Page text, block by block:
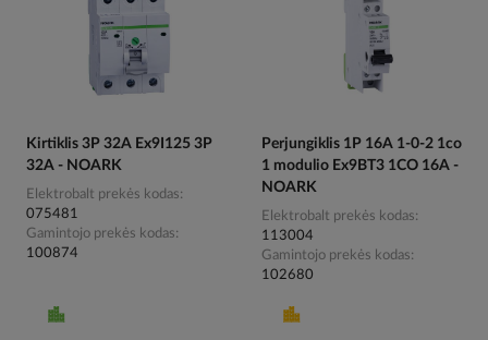
Kirtiklis 3P 32A Ex9I125 3P
32A - NOARK
Elektrobalt prekės kodas
075481
Gamintojo prekės kodas
100874
Perjungiklis 1P 16A 1-0-2 1co
1 modulio Ex9BT3 1CO 16A -
NOARK
Elektrobalt prekės kodas
113004
Gamintojo prekės kodas
102680